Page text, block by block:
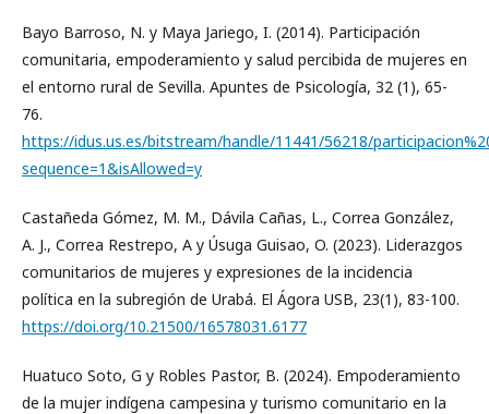
Bayo Barroso, N. y Maya Jariego, I. (2014). Participación
comunitaria, empoderamiento y salud percibida de mujeres en
el entorno rural de Sevilla. Apuntes de Psicología, 32 (1), 65-
76.
https://idus.us.es/bitstream/handle/11441/56218/
sequence=1&isAllowed=y
Castañeda Gómez, M. M., Dávila Cañas, L., Correa González,
A. J., Correa Restrepo, A y Úsuga Guisao, O. (2023). Liderazgos
comunitarios de mujeres y expresiones de la incidencia
política en la subregión de Urabá. El Ágora USB, 23(1), 83-100.
https://doi.org/10.21500/16578031.6177
Huatuco Soto, G y Robles Pastor, B. (2024). Empoderamiento
de la mujer indígena campesina y turismo comunitario en la